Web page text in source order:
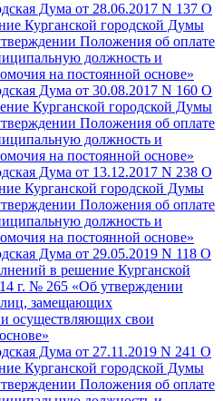
Дума от 28.06.2017 N 137 О
Курганской городской Думы
Положения об оплате
должность и
на постоянной основе»
Дума от 30.08.2017 N 160 О
Курганской городской Думы
Положения об оплате
должность и
на постоянной основе»
Дума от 13.12.2017 N 238 О
Курганской городской Думы
Положения об оплате
должность и
на постоянной основе»
Дума от 29.05.2019 N 118 О
в решение Курганской
г. № 265 «Об утверждении
лиц, замещающих
осуществляющих свои
Дума от 27.11.2019 N 241 О
Курганской городской Думы
Положения об оплате